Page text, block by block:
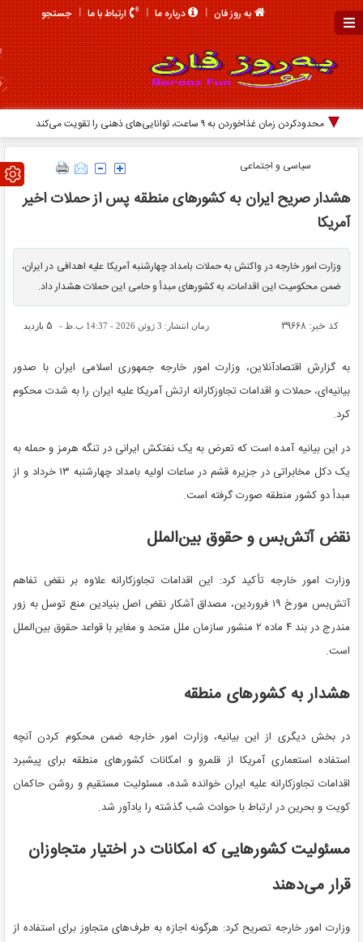
به روز فان درباره ما ارتباط با ما جستجو
سیاسی و اجتماعی
هشدار صریح ایران به کشورهای منطقه پس از حملات اخیر
آمریکا
وزارت امور خارجه در واکنش به حملات بامداد چهارشنبه آمریکا علیه اهدافی در ایران،
ضمن محکومیت این اقدامات، به کشورهای مبدأ و حامی این حملات هشدار داد.
کد خبر: 39668 زمان انتشار: 3 ژوئن 2026 - 14:37 ب.ظ - 5 بازدید
به گزارش اقتصادآنلاین، وزارت امور خارجه جمهوری اسلامی ایران با صدور
بیانیه‌ای، حملات و اقدامات تجاوزکارانه ارتش آمریکا علیه ایران را به شدت محکوم
کرد.
در این بیانیه آمده است که تعرض به یک نفتکش ایرانی در تنگه هرمز و حمله به
یک دکل مخابراتی در جزیره قشم در ساعات اولیه بامداد چهارشنبه ۱۳ خرداد و از
مبدأ دو کشور منطقه صورت گرفته است.
نقض آتش‌بس و حقوق بین‌الملل
وزارت امور خارجه تأکید کرد: این اقدامات تجاوزکارانه علاوه بر نقض تفاهم
آتش‌بس مورخ ۱۹ فروردین، مصداق آشکار نقض اصل بنیادین منع توسل به زور
مندرج در بند ۴ ماده ۲ منشور سازمان ملل متحد و مغایر با قواعد حقوق بین‌الملل
است.
هشدار به کشورهای منطقه
در بخش دیگری از این بیانیه، وزارت امور خارجه ضمن محکوم کردن آنچه
استفاده استعماری آمریکا از قلمرو و امکانات کشورهای منطقه برای پیشبرد
اقدامات تجاوزکارانه علیه ایران خوانده شده، مسئولیت مستقیم و روشن حاکمان
کویت و بحرین در ارتباط با حوادث شب گذشته را یادآور شد.
مسئولیت کشورهایی که امکانات در اختیار متجاوزان
قرار می‌دهند
وزارت امور خارجه تصریح کرد: هرگونه اجازه به طرف‌های متجاوز برای استفاده از